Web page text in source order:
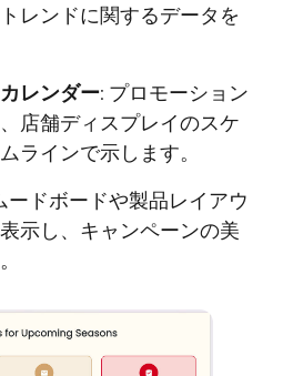
レンドに関するデータを
レンダー: プロモーション
店舗ディスプレイのスケ
ラインで示します。
ードボードや製品レイアウ
示し、キャンペーンの美